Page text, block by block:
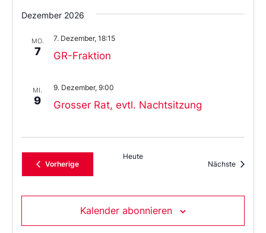
Dezember 2026
MO.
7 GR-Fraktion
7. Dezember, 18:15
MI.
9 Grosser Rat, evtl. Nachtsitzung
9. Dezember, 9:00
VorherigeVeranstaltungen
Heute
Nächste
Kalender abonnieren